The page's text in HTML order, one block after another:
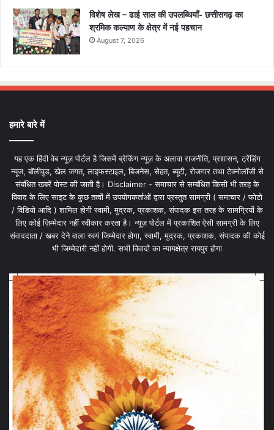
विशेष लेख – ढाई साल की उपलब्धियाँ- छत्तीसगढ़ का
श्रमिक कल्याण के क्षेत्र में नई पहचान
August 7, 2026
हमारे बारे में
यह एक हिंदी वेब न्यूज़ पोर्टल है जिसमें ब्रेकिंग न्यूज़ के अलावा राजनीति, प्रशासन, ट्रेंडिंग
न्यूज, बॉलीवुड, खेल जगत, लाइफस्टाइल, बिजनेस, सेहत, ब्यूटी, रोजगार तथा टेक्नोलॉजी से
संबंधित खबरें पोस्ट की जाती है। Disclaimer - समाचार से सम्बंधित किसी भी तरह के
विवाद के लिए साइट के कुछ तत्वों में उपयोगकर्ताओं द्वारा प्रस्तुत सामग्री ( समाचार / फोटो
/ विडियो आदि ) शामिल होगी स्वामी, मुद्रक, प्रकाशक, संपादक इस तरह के सामग्रियों के
लिए कोई ज़िम्मेदार नहीं स्वीकार करता है। न्यूज़ पोर्टल में प्रकाशित ऐसी सामग्री के लिए
संवाददाता / खबर देने वाला स्वयं जिम्मेदार होगा, स्वामी, मुद्रक, प्रकाशक, संपादक की कोई
भी जिम्मेदारी नहीं होगी. सभी विवादों का न्यायक्षेत्र रायपुर होगा